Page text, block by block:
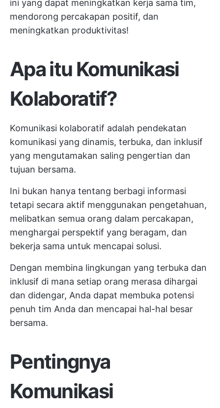
ini yang dapat meningkatkan kerja sama tim,
mendorong percakapan positif, dan
meningkatkan produktivitas!
Apa itu Komunikasi
Kolaboratif?
Komunikasi kolaboratif adalah pendekatan
komunikasi yang dinamis, terbuka, dan inklusif
yang mengutamakan saling pengertian dan
tujuan bersama.
Ini bukan hanya tentang berbagi informasi
tetapi secara aktif menggunakan pengetahuan,
melibatkan semua orang dalam percakapan,
menghargai perspektif yang beragam, dan
bekerja sama untuk mencapai solusi.
Dengan membina lingkungan yang terbuka dan
inklusif di mana setiap orang merasa dihargai
dan didengar, Anda dapat membuka potensi
penuh tim Anda dan mencapai hal-hal besar
bersama.
Pentingnya
Komunikasi